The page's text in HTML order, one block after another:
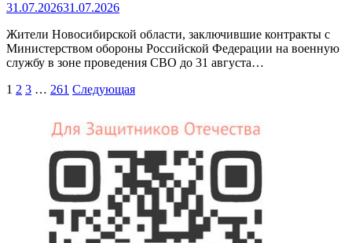
31.07.202631.07.2026
Жители Новосибирской области, заключившие контракты с
Министерством обороны Российской Федерации на военную
службу в зоне проведения СВО до 31 августа…
Пагинация
1 2 3 … 261 Следующая